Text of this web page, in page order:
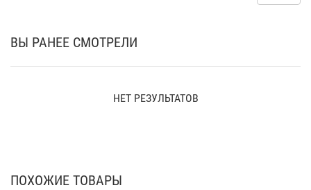
ВЫ РАНЕЕ СМОТРЕЛИ
НЕТ РЕЗУЛЬТАТОВ
ПОХОЖИЕ ТОВАРЫ